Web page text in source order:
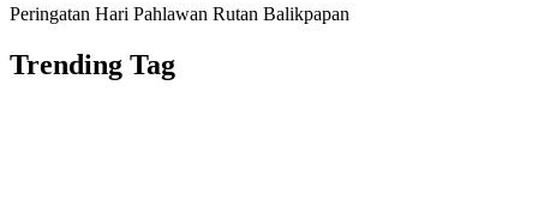
Peringatan Hari Pahlawan Rutan Balikpapan
Trending Tag